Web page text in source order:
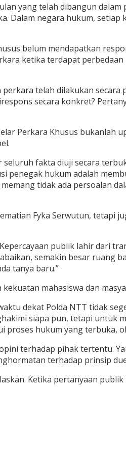
yang telah dibangun
Dalam negara hukum,
belum mendapatkan
ketika terdapat
telah dilakukan
secara konkret?
Perkara Khusus bukanlah
fakta diuji secara
hukum adalah
tidak ada persoalan
Fyka Serwutun, tetapi
publik lahir dari
semakin besar ruang
tanya baru.”
mahasiswa dan
dekat Polda NTT tidak
siapa pun, tetapi untuk
proses hukum yang terbuka,
terhadap pihak tertentu.
terhadap prinsip
Ketika pertanyaan